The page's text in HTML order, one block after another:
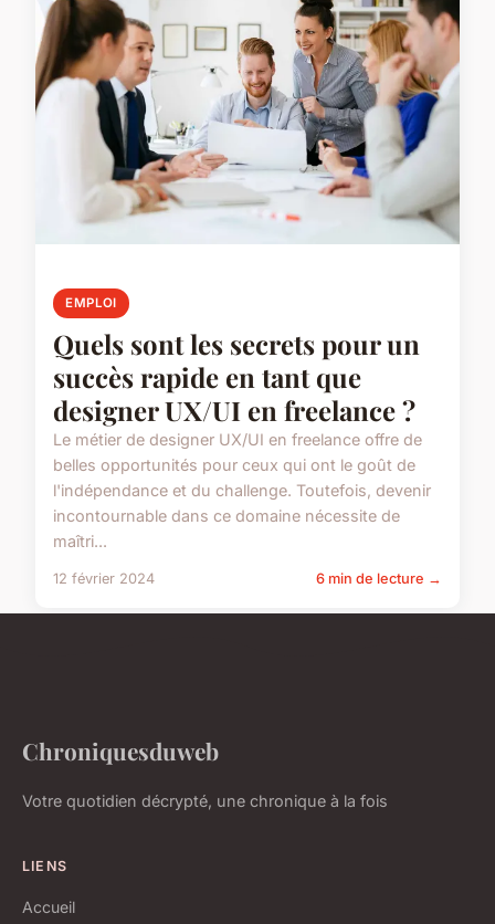
EMPLOI
Quels sont les secrets pour un
succès rapide en tant que
designer UX/UI en freelance ?
Le métier de designer UX/UI en freelance offre de
belles opportunités pour ceux qui ont le goût de
l'indépendance et du challenge. Toutefois, devenir
incontournable dans ce domaine nécessite de
maîtri...
12 février 2024 6 min de lecture →
Chroniquesduweb
Votre quotidien décrypté, une chronique à la fois
LIENS
Accueil